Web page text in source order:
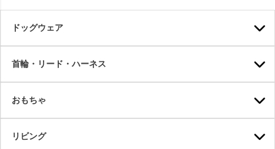
ドッグウェア
首輪・リード・ハーネス
おもちゃ
リビング